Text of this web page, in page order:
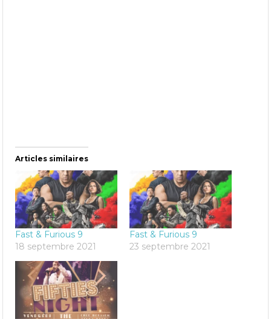
Articles similaires
Fast & Furious 9
18 septembre 2021
Fast & Furious 9
23 septembre 2021